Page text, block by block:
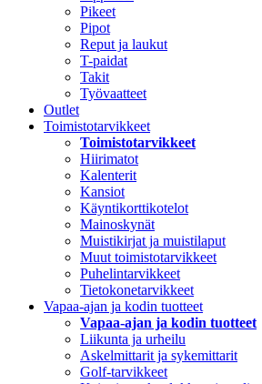
Pikeet
Pipot
Reput ja laukut
T-paidat
Takit
Työvaatteet
Outlet
Toimistotarvikkeet
Toimistotarvikkeet
Hiirimatot
Kalenterit
Kansiot
Käyntikorttikotelot
Mainoskynät
Muistikirjat ja muistilaput
Muut toimistotarvikkeet
Puhelintarvikkeet
Tietokonetarvikkeet
Vapaa-ajan ja kodin tuotteet
Vapaa-ajan ja kodin tuotteet
Liikunta ja urheilu
Askelmittarit ja sykemittarit
Golf-tarvikkeet